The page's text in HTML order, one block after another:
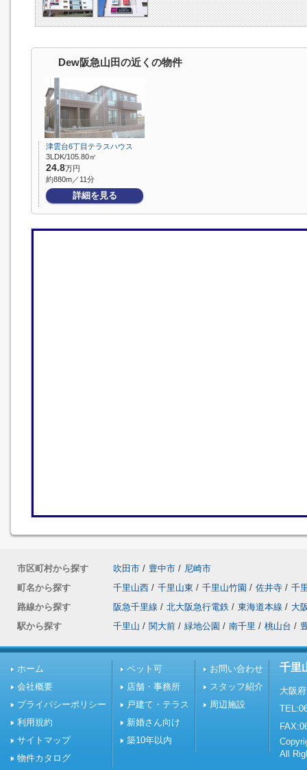
Dew阪急山田の近くの物件
津雲台6丁目テラスハウス
3LDK/105.80㎡
24.8万円
約880m／11分
詳細を見る
市区町村から探す 吹田市 / 豊中市 / 尼崎市
町名から探す
千里山西 / 千里山東 / 千里山竹園 / 佐井寺 / 千
路線から探す
阪急千里線 / 北大阪急行電鉄 / 東海道本線 / 大
駅から探す
千里山 / 関大前 / 緑地公園 / 南千里 / 桃山台 /
ホーム
会社概要
プライバシーポリシー
利用規約
サイトマップ
物件カタログ
ペット可
店舗・事務所
戸建て・テラス
新婚さん向け
築10年以内
お問い合わせ
スタッフ紹介
周辺施設
千里
大阪
All